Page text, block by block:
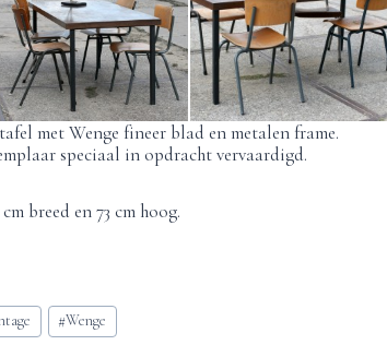
met Wenge fineer blad en metalen frame.
speciaal in opdracht vervaardigd.
breed en 73 cm hoog.
#Wenge